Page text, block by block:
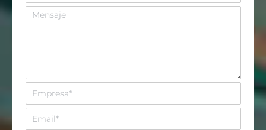
r
u
M
e
E
m
p
E
m